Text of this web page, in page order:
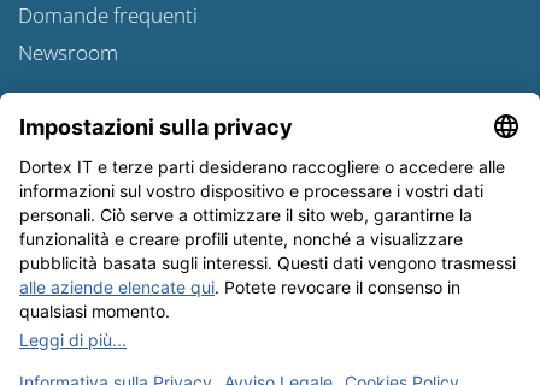
Domande frequenti
Newsroom
Informativa sulle spedizioni
Newsletter
Tutela dei dati
Condizioni Generali
Editoriale